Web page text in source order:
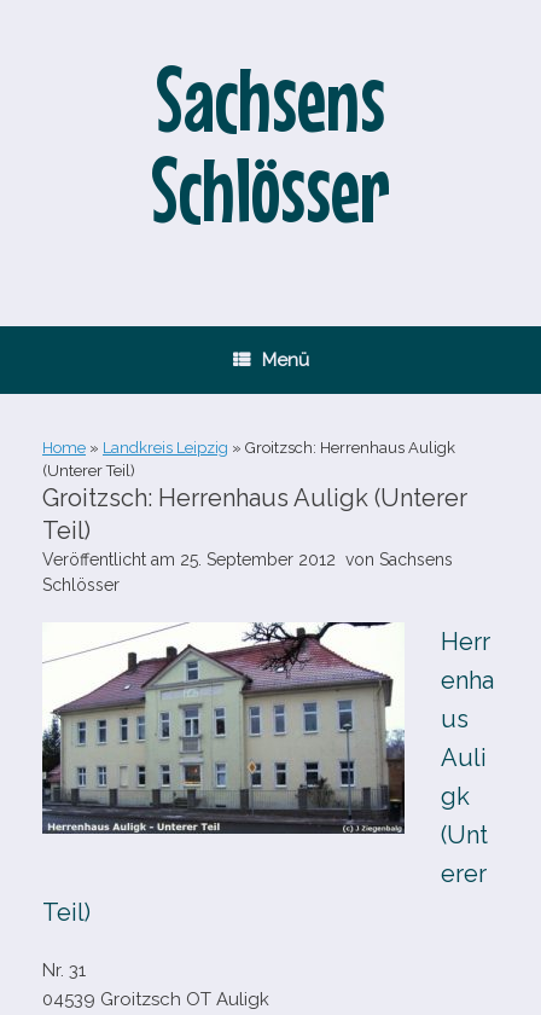
Sachsens
Schlösser
Menü
Home » Landkreis Leipzig » Groitzsch: Herrenhaus Auligk
(Unterer Teil)
Groitzsch: Herrenhaus Auligk (Unterer
Teil)
Veröffentlicht am 25. September 2012 von Sachsens
Schlösser
Herr
enha
us
Auli
gk
(Unt
erer
Teil)
Nr. 31
04539 Groitzsch OT Auligk